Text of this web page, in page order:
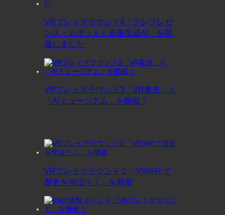
VRプレイグラウンド4「テレプレゼ
ンス・ロボットと画像生成AI」を開
催しました
VRプレイグラウンド3「VR書道」と
「AIミュージアム」を開催！
VRプレイグラウンド２「VR/AR で
歴史を学ぼう！」を開催